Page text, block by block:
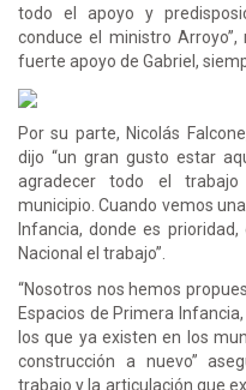
todo el apoyo y
conduce el ministro
fuerte apoyo de Gabriel,
Por su parte, Nicolás
dijo “un gran gusto estar
agradecer todo el
municipio. Cuando vemos
Infancia, donde es
Nacional el trabajo”.
“Nosotros nos hemos
Espacios de Primera
los que ya existen en los
construcción a nuevo”
trabajo y la articulación que